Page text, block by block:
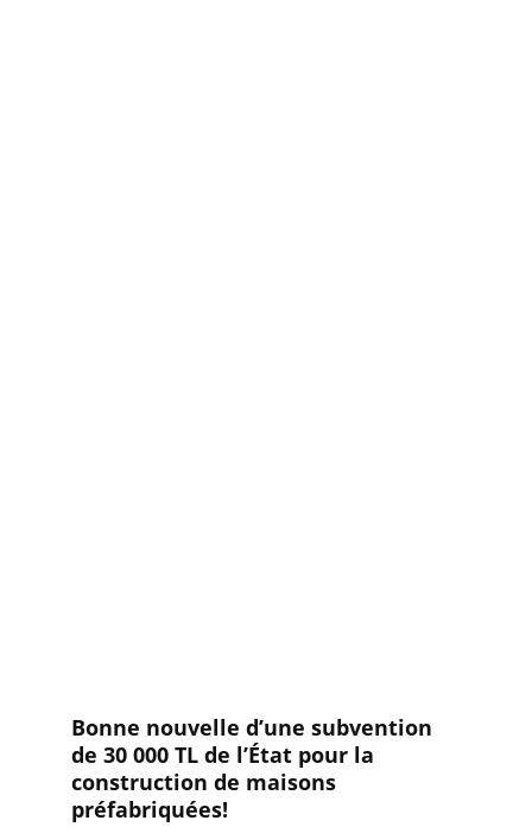
Bonne nouvelle d’une subvention
de 30 000 TL de l’État pour la
construction de maisons
préfabriquées!